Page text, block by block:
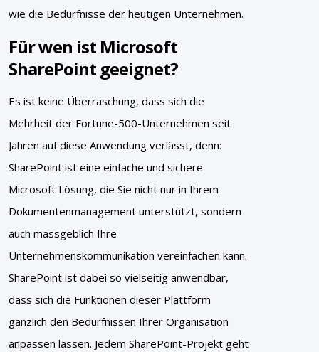
wie die Bedürfnisse der heutigen Unternehmen.
Für wen ist Microsoft
SharePoint geeignet?
Es ist keine Überraschung, dass sich die
Mehrheit der Fortune-500-Unternehmen seit
Jahren auf diese Anwendung verlässt, denn:
SharePoint ist eine einfache und sichere
Microsoft Lösung, die Sie nicht nur in Ihrem
Dokumentenmanagement unterstützt, sondern
auch massgeblich Ihre
Unternehmenskommunikation vereinfachen kann.
SharePoint ist dabei so vielseitig anwendbar,
dass sich die Funktionen dieser Plattform
gänzlich den Bedürfnissen Ihrer Organisation
anpassen lassen. Jedem SharePoint-Projekt geht